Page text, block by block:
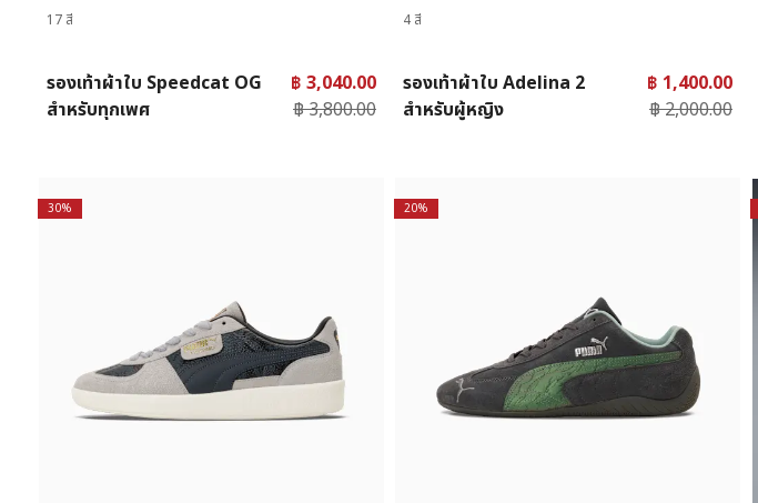
17 สี
รองเท้าผ้าใบ Speedcat OG
สำหรับทุกเพศ
฿ 3,040.00
฿ 3,800.00
4 สี
รองเท้าผ้าใบ Adelina 2
สำหรับผู้หญิง
฿ 1,400.00
฿ 2,000.00
30% 20%